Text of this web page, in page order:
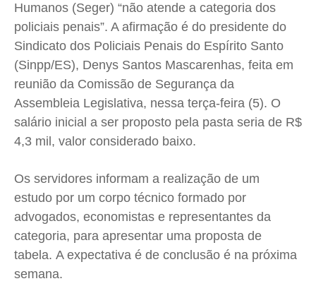
Economia
Cultura
Colunas
Caetano Roque
Jr Mignone (in memorian)
Wanda Sily
Publicidade Legal
Anuncie
Quem Somos
Expediente
Economia
Cultura
Colunas
Caetano Roque
Jr Mignone (in memorian)
Wanda Sily
Publicidade Legal
Anuncie
Quem Somos
Expediente
Economia
Cultura
Colunas
Caetano Roque
Jr Mignone (in memorian)
Wanda Sily
Publicidade Legal
Anuncie
Quem Somos
Expediente
Economia
Cultura
Colunas
Caetano Roque
Jr Mignone (in memorian)
Wanda Sily
Publicidade Legal
Anuncie
Quem Somos
Expediente
Humanos (Seger) “não atende a categoria dos
policiais penais”. A afirmação é do presidente do
Sindicato dos Policiais Penais do Espírito Santo
(Sinpp/ES), Denys Santos Mascarenhas, feita em
reunião da Comissão de Segurança da
Assembleia Legislativa, nessa terça-feira (5). O
salário inicial a ser proposto pela pasta seria de R$
4,3 mil, valor considerado baixo.
Os servidores informam a realização de um
estudo por um corpo técnico formado por
advogados, economistas e representantes da
categoria, para apresentar uma proposta de
tabela. A expectativa é de conclusão é na próxima
semana.